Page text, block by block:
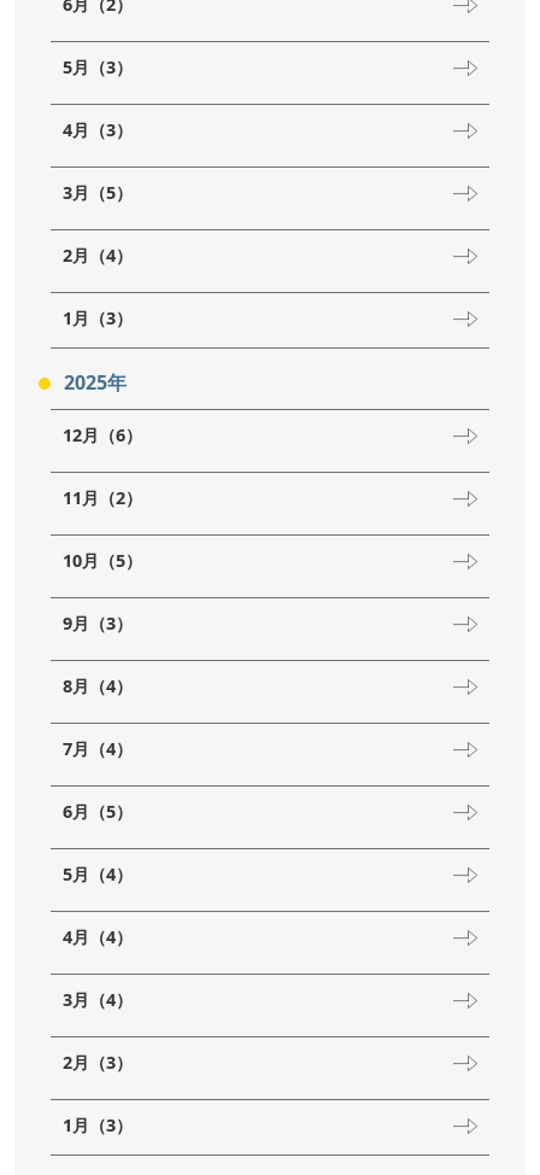
5月（3）
4月（3）
3月（5）
2月（4）
1月（3）
2025年
12月（6）
11月（2）
10月（5）
9月（3）
8月（4）
7月（4）
6月（5）
5月（4）
4月（4）
3月（4）
2月（3）
1月（3）